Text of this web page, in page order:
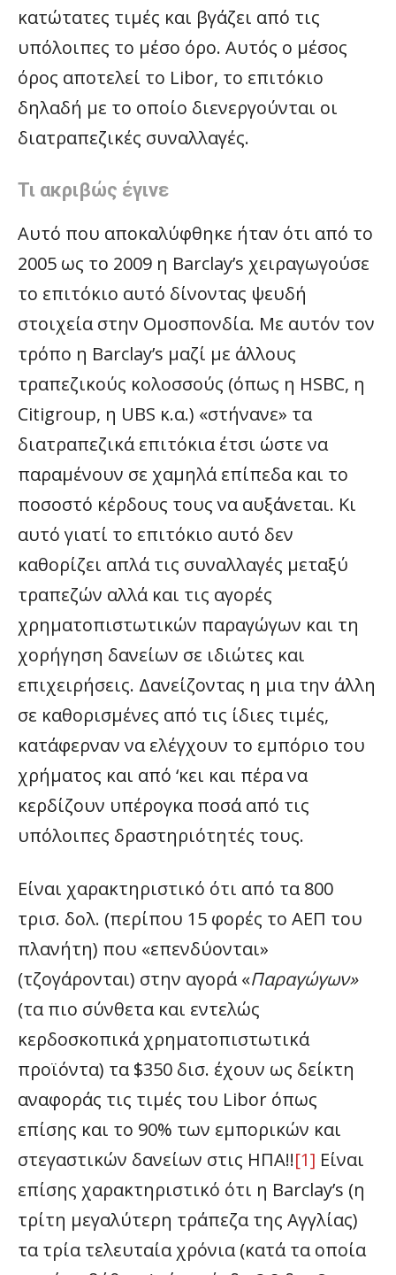
κατώτατες τιμές και βγάζει από τις
υπόλοιπες το μέσο όρο. Αυτός ο μέσος
όρος αποτελεί το Libor, το επιτόκιο
δηλαδή με το οποίο διενεργούνται οι
διατραπεζικές συναλλαγές.
Τι ακριβώς έγινε
Αυτό που αποκαλύφθηκε ήταν ότι από το
2005 ως το 2009 η Barclay’s χειραγωγούσε
το επιτόκιο αυτό δίνοντας ψευδή
στοιχεία στην Ομοσπονδία. Με αυτόν τον
τρόπο η Barclay’s μαζί με άλλους
τραπεζικούς κολοσσούς (όπως η HSBC, η
Citigroup, η UBS κ.α.) «στήνανε» τα
διατραπεζικά επιτόκια έτσι ώστε να
παραμένουν σε χαμηλά επίπεδα και το
ποσοστό κέρδους τους να αυξάνεται. Κι
αυτό γιατί το επιτόκιο αυτό δεν
καθορίζει απλά τις συναλλαγές μεταξύ
τραπεζών αλλά και τις αγορές
χρηματοπιστωτικών παραγώγων και τη
χορήγηση δανείων σε ιδιώτες και
επιχειρήσεις. Δανείζοντας η μια την άλλη
σε καθορισμένες από τις ίδιες τιμές,
κατάφερναν να ελέγχουν το εμπόριο του
χρήματος και από ‘κει και πέρα να
κερδίζουν υπέρογκα ποσά από τις
υπόλοιπες δραστηριότητές τους.
Είναι χαρακτηριστικό ότι από τα 800
τρισ. δολ. (περίπου 15 φορές το ΑΕΠ του
πλανήτη) που «επενδύονται»
(τζογάρονται) στην αγορά «Παραγώγων»
(τα πιο σύνθετα και εντελώς
κερδοσκοπικά χρηματοπιστωτικά
προϊόντα) τα $350 δισ. έχουν ως δείκτη
αναφοράς τις τιμές του Libor όπως
επίσης και το 90% των εμπορικών και
στεγαστικών δανείων στις ΗΠΑ!![1] Είναι
επίσης χαρακτηριστικό ότι η Barclay’s (η
τρίτη μεγαλύτερη τράπεζα της Αγγλίας)
τα τρία τελευταία χρόνια (κατά τα οποία